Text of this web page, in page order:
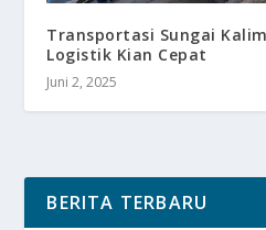
Transportasi Sungai
Logistik Kian Cepat
Juni 2, 2025
BERITA TERBARU